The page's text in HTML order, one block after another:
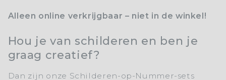
Alleen online verkrijgbaar – niet in de winkel!
Hou je van schilderen en ben je
graag creatief?
Dan zijn onze Schilderen-op-Nummer-sets